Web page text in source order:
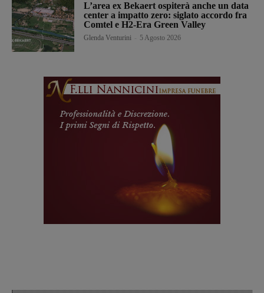
L’area ex Bekaert ospiterà anche un data
center a impatto zero: siglato accordo fra
Comtel e H2-Era Green Valley
Glenda Venturini 5 Agosto 2026